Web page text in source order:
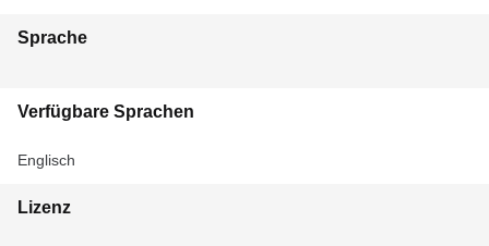
Sprache
Verfügbare Sprachen
Englisch
Lizenz